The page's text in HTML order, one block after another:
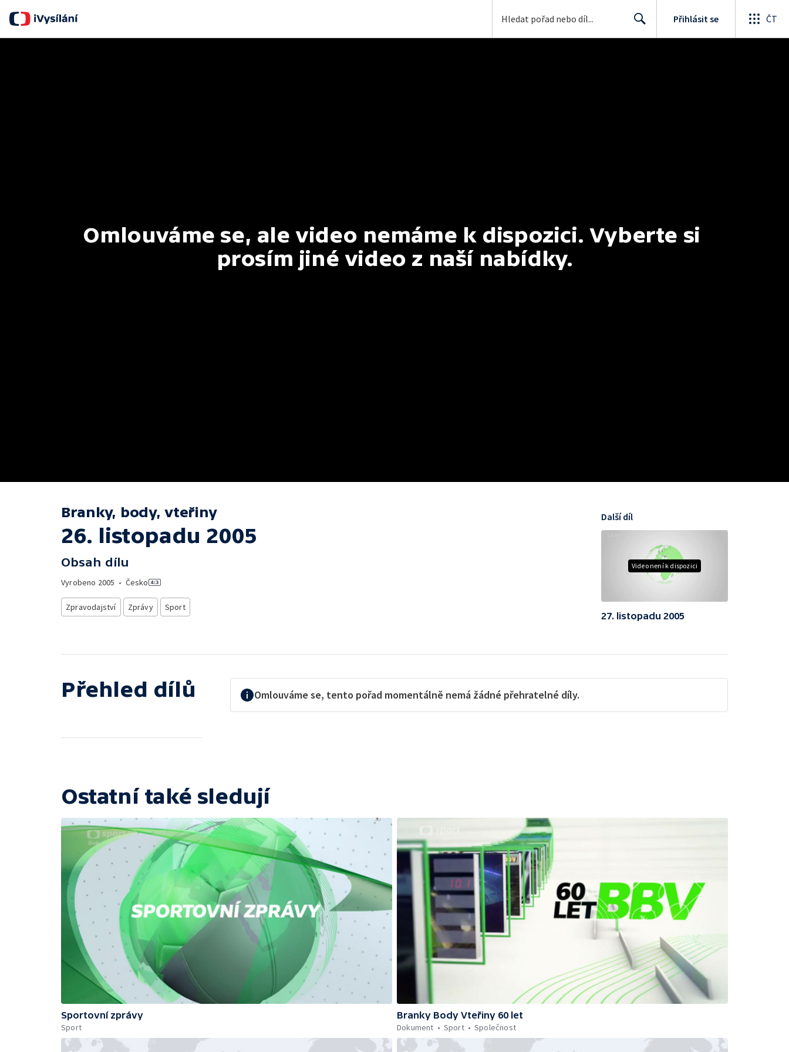
Přihlásit se ČT
Omlouváme se, ale video nemáme k dispozici. Vyberte si
prosím jiné video z naší nabídky.
Branky, body, vteřiny
26. listopadu 2005
Obsah dílu
Vyrobeno 2005 • Česko
Zpravodajství Zprávy Sport
Video není k dispozici
Další díl
27. listopadu 2005
Přehled dílů Omlouváme se, tento pořad momentálně nemá žádné přehratelné díly.
Ostatní také sledují
Sportovní zprávy
Sport
Branky Body Vteřiny 60 let
Dokument
Sport Společnost